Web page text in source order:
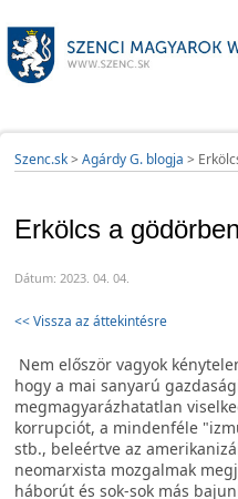
Szenc.sk> Agárdy G. blogja >
Erkölcs a gödörben
Dátum: 2023. 04. 04.
<< Vissza az áttekintésre
Nem először vagyok
hogy a mai sanyarú
megmagyarázhatatlan
korrupciót, a mindenféle
stb., beleértve az
neomarxista mozgalmak
háborút és sok-sok más